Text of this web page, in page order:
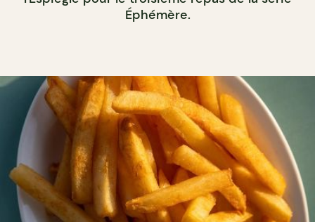
Éphémère.